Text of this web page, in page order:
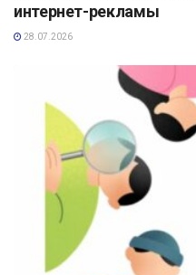
интернет-рекламы
28.07.2026